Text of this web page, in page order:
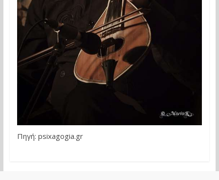
Πηγή: psixagogia.gr